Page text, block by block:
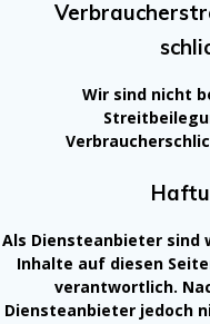
Wir sind nicht
Als Diensteanbieter sind
Inhalte auf diesen
verantwortlich.
Diensteanbieter jedoch